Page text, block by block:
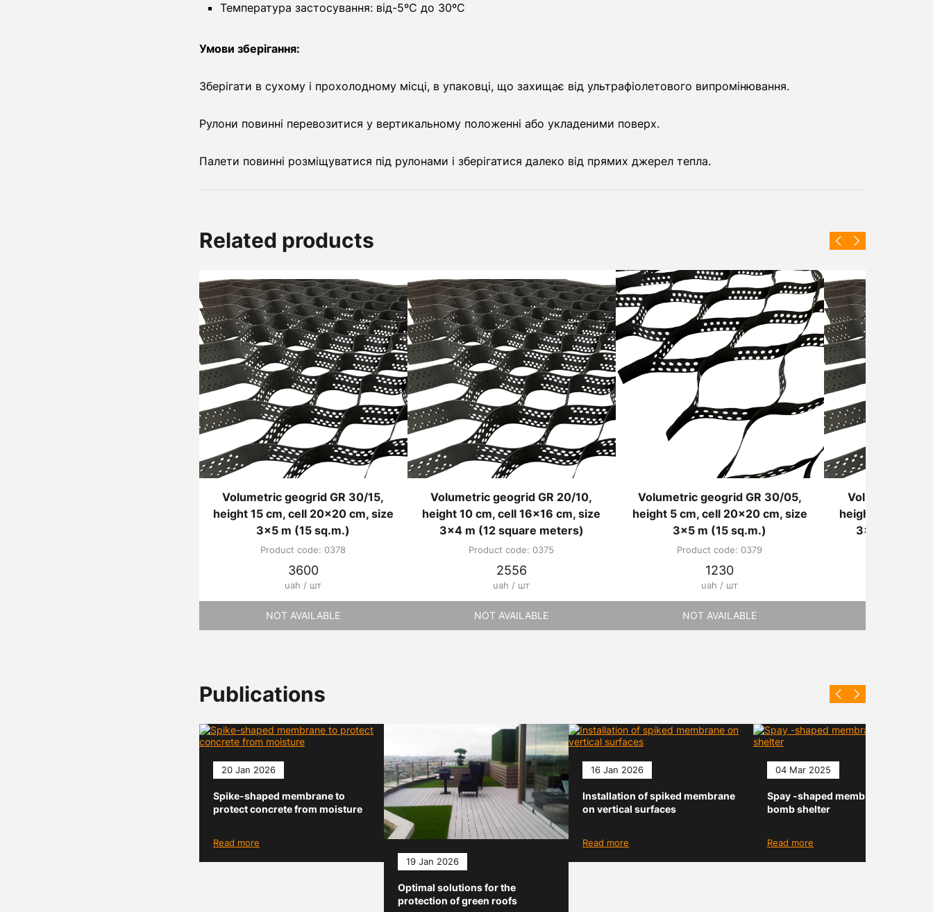
Температура застосування: від-5ºС до 30ºС
Умови зберігання:
Зберігати в сухому і прохолодному місці, в упаковці, що захищає від ультрафіолетового випромінювання.
Рулони повинні перевозитися у вертикальному положенні або укладеними поверх.
Палети повинні розміщуватися під рулонами і зберігатися далеко від прямих джерел тепла.
Related products
Volumetric geogrid GR 30/15,
height 15 cm, cell 20x20 cm, size
3x5 m (15 sq.m.)
Product code: 0378
3600
uah / шт
NOT AVAILABLE
Volumetric geogrid GR 20/10,
height 10 cm, cell 16x16 cm, size
3x4 m (12 square meters)
Product code: 0375
2556
uah / шт
NOT AVAILABLE
Volumetric geogrid GR 30/05,
height 5 cm, cell 20x20 cm, size
3x5 m (15 sq.m.)
Product code: 0379
1230
uah / шт
NOT AVAILABLE
Volumetric
height 15 cm,
3x4 m (12
Publications
20 Jan 2026
Spike-shaped membrane to
protect concrete from moisture
Read more
19 Jan 2026
Optimal solutions for the
protection of green roofs
16 Jan 2026
Installation of spiked membrane
on vertical surfaces
Read more
04 Mar 2025
Spay -shaped membrane for
bomb shelter
Read more